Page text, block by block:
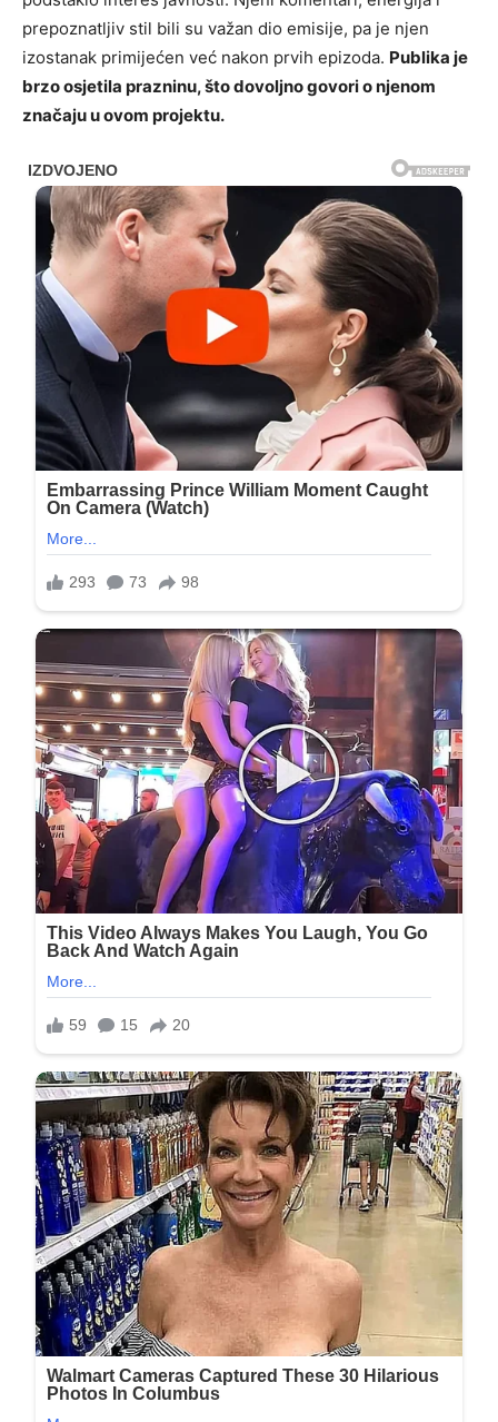
prepoznatljiv stil bili su važan dio emisije, pa je njen
izostanak primijećen već nakon prvih epizoda. Publika je
brzo osjetila prazninu, što dovoljno govori o njenom
značaju u ovom projektu.